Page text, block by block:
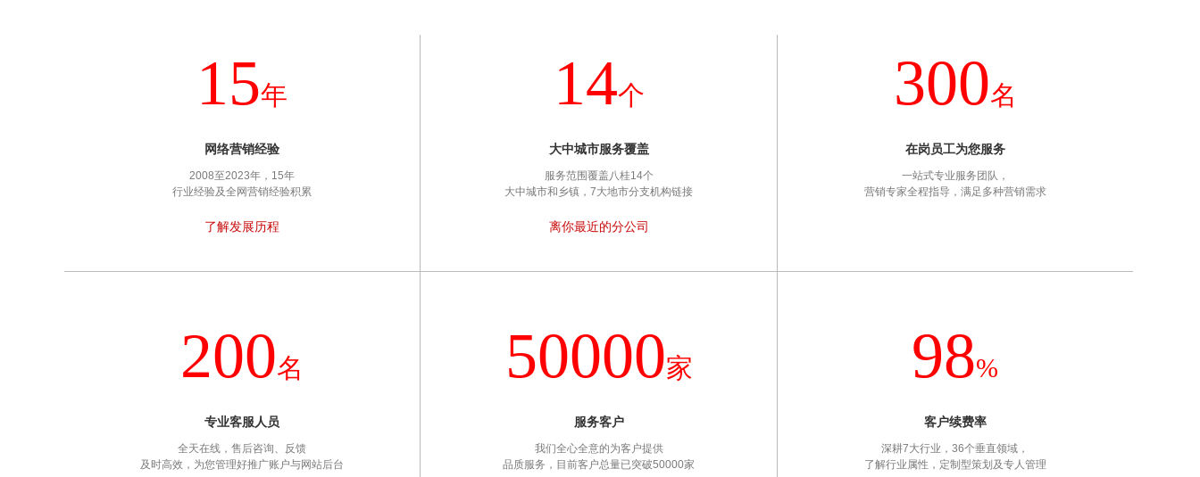
15年
网络营销经验
2008至2023年，15年
行业经验及全网营销经验积累
了解发展历程
14个
大中城市服务覆盖
服务范围覆盖八桂14个
大中城市和乡镇，7大地市分支机构链接
离你最近的分公司
300名
在岗员工为您服务
一站式专业服务团队，
营销专家全程指导，满足多种营销需求
200名
专业客服人员
全天在线，售后咨询、反馈
及时高效，为您管理好推广账户与网站后台
50000家
服务客户
我们全心全意的为客户提供
品质服务，目前客户总量已突破50000家
98%
客户续费率
深耕7大行业，36个垂直领域，
了解行业属性，定制型策划及专人管理